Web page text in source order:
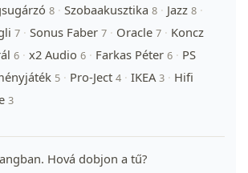
8 · Szobaakusztika 8 · Jazz 8 ·
7 · Sonus Faber 7 · Oracle 7 · Koncz
6 · x2 Audio 6 · Farkas Péter 6 · PS
5 · Pro-Ject 4 · IKEA 3 · Hifi
3
Hová dobjon a tű?